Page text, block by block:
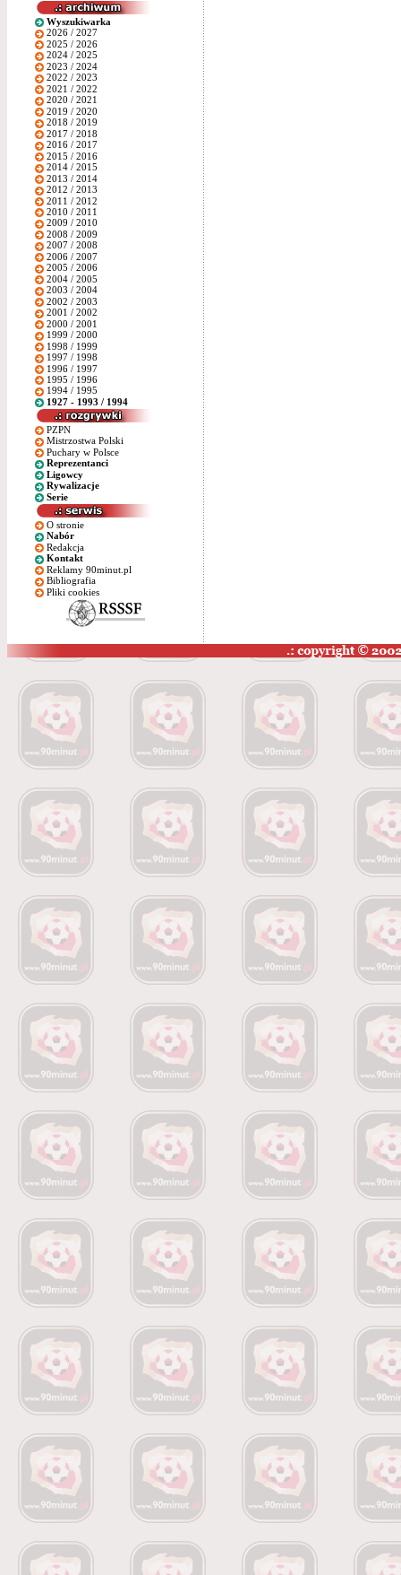
Wyszukiwarka
2026 / 2027
2025 / 2026
2024 / 2025
2023 / 2024
2022 / 2023
2021 / 2022
2020 / 2021
2019 / 2020
2018 / 2019
2017 / 2018
2016 / 2017
2015 / 2016
2014 / 2015
2013 / 2014
2012 / 2013
2011 / 2012
2010 / 2011
2009 / 2010
2008 / 2009
2007 / 2008
2006 / 2007
2005 / 2006
2004 / 2005
2003 / 2004
2002 / 2003
2001 / 2002
2000 / 2001
1999 / 2000
1998 / 1999
1997 / 1998
1996 / 1997
1995 / 1996
1994 / 1995
1927 - 1993 / 1994
PZPN
Mistrzostwa Polski
Puchary w Polsce
Reprezentanci
Ligowcy
Rywalizacje
Serie
O stronie
Nabór
Redakcja
Kontakt
Reklamy 90minut.pl
Bibliografia
Pliki cookies